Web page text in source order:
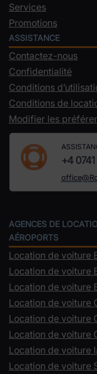
Services
Promotions
ASSISTANCE
Contactez-nous
Confidentialité
Conditions
Conditions de
Modifier les
+4
AGENCES DE
AÉROPORTS
Location de voiture
Location de voiture
Location de voiture
Location de voiture
Location de voiture
Location de voiture
Location de voiture
Location de voiture